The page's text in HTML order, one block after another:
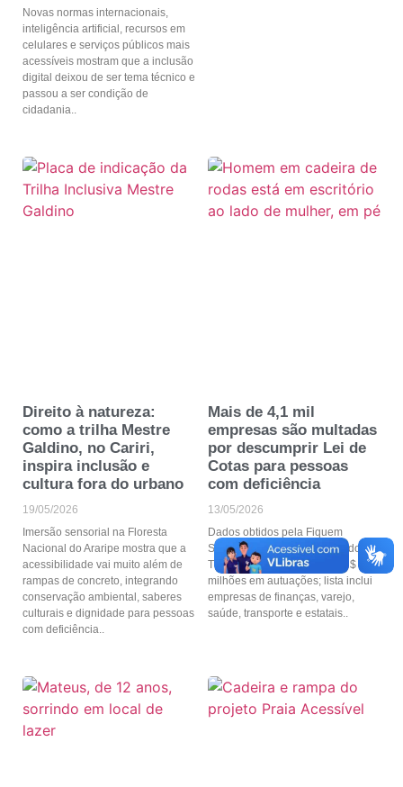
Novas normas internacionais,
inteligência artificial, recursos em
celulares e serviços públicos mais
acessíveis mostram que a inclusão
digital deixou de ser tema técnico e
passou a ser condição de
cidadania
Direito à natureza:
como a trilha Mestre
Galdino, no Cariri,
inspira inclusão e
cultura fora do urbano
19/05/2026
Imersão sensorial na Floresta
Nacional do Araripe mostra que a
acessibilidade vai muito além de
rampas de concreto, integrando
conservação ambiental, saberes
culturais e dignidade para pessoas
com deficiência
Mais de 4,1 mil
empresas são multadas
por descumprir Lei de
Cotas para pessoas
com deficiência
13/05/2026
Dados obtidos pela Fiquem
Sabendo junto ao Ministério do
Trabalho apontam mais de R$ 117
milhões em autuações; lista inclui
empresas de finanças, varejo,
saúde, transporte e estatais